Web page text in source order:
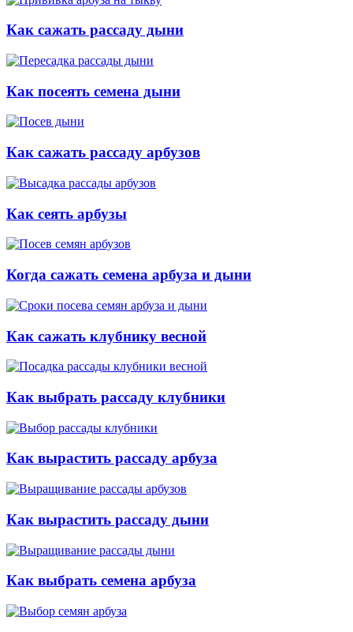
Как сажать рассаду дыни
Как посеять семена дыни
Как сажать рассаду арбузов
Как сеять арбузы
Когда сажать семена арбуза и дыни
Как сажать клубнику весной
Как выбрать рассаду клубники
Как вырастить рассаду арбуза
Как вырастить рассаду дыни
Как выбрать семена арбуза